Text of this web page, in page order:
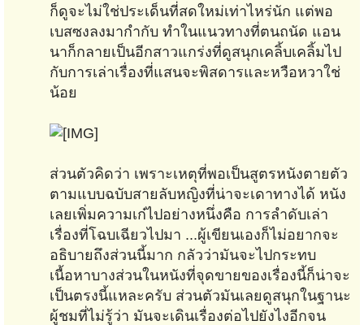
ก็ดูจะไม่ใช่ประเด็นที่สดใหม่เท่าไหร่นัก แต่พอ
เบสซงลงมากำกับ ทำในแนวทางที่ตนถนัด แอน
นาก็กลายเป็นอีกสาวแกร่งที่ดูสนุกเคลิ้บเคลิ้มไป
กับการเล่าเรื่องที่แสนจะพิสดารและหวือหวาใช่
น้อย
ส่วนตัวคิดว่า เพราะเหตุที่พอเป็นสูตรหนังตายตัว
ตามแบบฉบับสายลับหญิงที่น่าจะเดาทางได้ หนัง
เลยเพิ่มความเก๋ไปอย่างหนึ่งคือ การลำดับเล่า
เรื่องที่โฉบเฉียวไปมา ...ผู้เขียนเองก็ไม่อยากจะ
อธิบายถึงส่วนนี้มาก กลัวว่ามันจะไปกระทบ
เนื้อหาบางส่วนในหนังที่จุดขายของเรื่องนี้ก็น่าจะ
เป็นตรงนี้แหละครับ ส่วนตัวมันเลยดูสนุกในฐานะ
ผู้ชมที่ไม่รู้ว่า มันจะเดินเรื่องต่อไปยังไงอีกจน